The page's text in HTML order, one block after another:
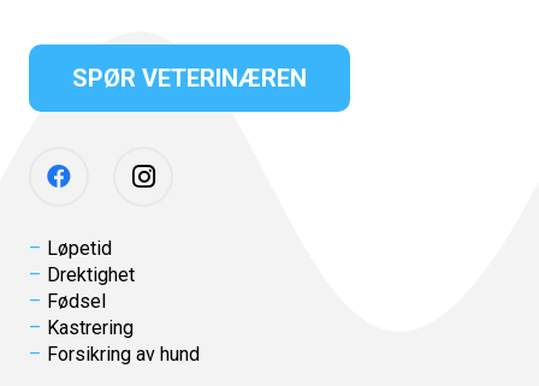
SPØR VETERINÆREN
Løpetid
Drektighet
Fødsel
Kastrering
Forsikring av hund